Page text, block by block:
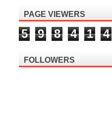
PAGE VIEWERS
5 9 8 4 1 4
FOLLOWERS